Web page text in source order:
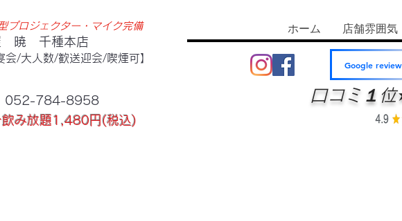
プロジェクター・マイク完備
暁 千種本店
/大人数/歓送迎会/喫煙可】
052-784-8958
み放題1,480円(税込)
Google review
口コミ１位
ホーム 店舗雰囲気